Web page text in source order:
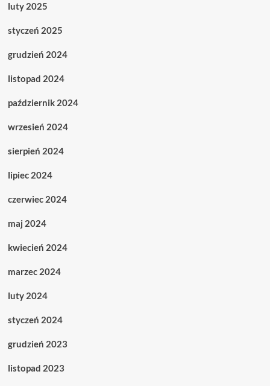
luty 2025
styczeń 2025
grudzień 2024
listopad 2024
październik 2024
wrzesień 2024
sierpień 2024
lipiec 2024
czerwiec 2024
maj 2024
kwiecień 2024
marzec 2024
luty 2024
styczeń 2024
grudzień 2023
listopad 2023